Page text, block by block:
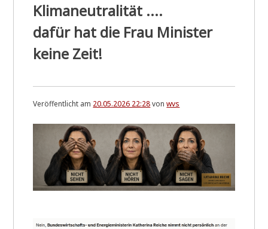
Klimaneutralität ....
dafür hat die Frau Minister
keine Zeit!
Veröffentlicht am 20.05.2026 22:28vonwvs